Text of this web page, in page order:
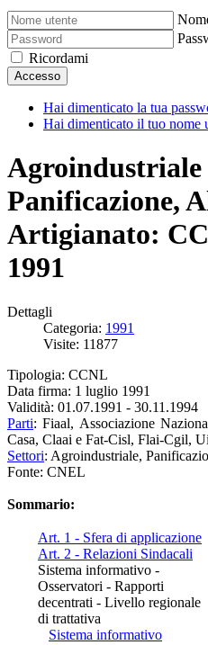
Ricordami
Accesso
Hai dimenticato la tua
Hai dimenticato il tuo nome
Agroindustriale
Panificazione,
Artigianato:
1991
Dettagli
Categoria: 1991
Visite: 11877
Tipologia: CCNL
Data firma: 1 luglio 1991
Validità: 01.07.1991 - 30.11.1994
Parti: Fiaal, Associazione
Casa, Claai e Fat-Cisl, Flai-Cgil,
Settori: Agroindustriale,
Fonte: CNEL
Sommario:
Art. 1 - Sfera di applicazione
Art. 2 - Relazioni Sindacali
Sistema informativo -
Osservatori - Rapporti
decentrati - Livello regionale
di trattativa
Sistema informativo